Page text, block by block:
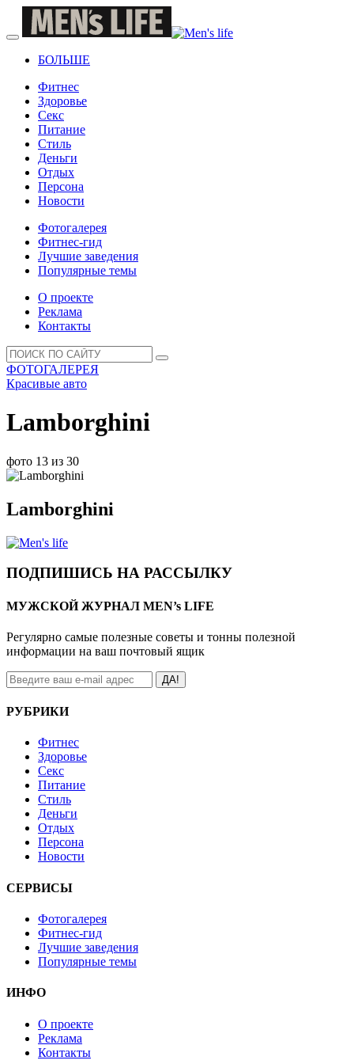
БОЛЬШЕ
Фитнес
Здоровье
Секс
Питание
Стиль
Деньги
Отдых
Персона
Новости
Фотогалерея
Фитнес-гид
Лучшие заведения
Популярные темы
О проекте
Реклама
Контакты
ФОТОГАЛЕРЕЯ
Красивые авто
Lamborghini
фото 13 из 30
Lamborghini
ПОДПИШИСЬ НА РАССЫЛКУ
МУЖСКОЙ ЖУРНАЛ MEN’s LIFE
Регулярно самые полезные советы и тонны полезной
информации на ваш почтовый ящик
ДА!
РУБРИКИ
Фитнес
Здоровье
Секс
Питание
Стиль
Деньги
Отдых
Персона
Новости
СЕРВИСЫ
Фотогалерея
Фитнес-гид
Лучшие заведения
Популярные темы
ИНФО
О проекте
Реклама
Контакты